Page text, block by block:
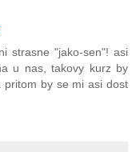
strasne "jako-sen"! asi
u nas, takovy kurz by
pritom by se mi asi dost